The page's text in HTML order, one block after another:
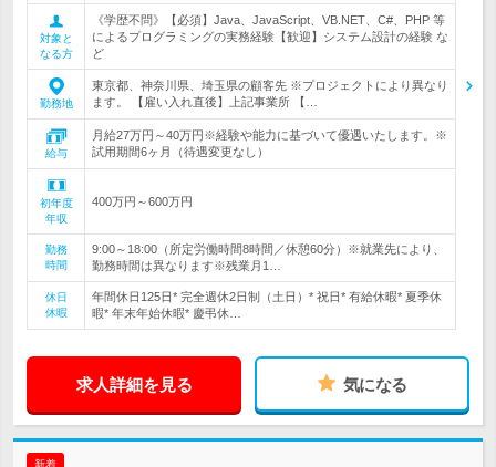
対象と
なる方
《学歴不問》【必須】Java、JavaScript、VB.NET、C#、PHP 等
によるプログラミングの実務経験【歓迎】システム設計の経験 な
ど
勤務地
東京都、神奈川県、埼玉県の顧客先 ※プロジェクトにより異なり
ます。 【雇い入れ直後】上記事業所 【…
給与
月給27万円～40万円※経験や能力に基づいて優遇いたします。※
試用期間6ヶ月（待遇変更なし）
初年度
年収
400万円～600万円
勤務
時間
9:00～18:00（所定労働時間8時間／休憩60分）※就業先により、
勤務時間は異なります※残業月1…
休日
休暇
年間休日125日* 完全週休2日制（土日）* 祝日* 有給休暇* 夏季休
暇* 年末年始休暇* 慶弔休…
求人詳細を見る 気になる
新着